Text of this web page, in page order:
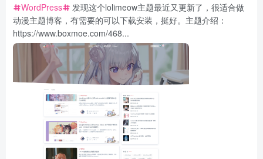
WordPress
发现这个lolimeow主题最近又更新了，很适合做
动漫主题博客，有需要的可以下载安装，挺好。主题介绍：
https://www.boxmoe.com/468...